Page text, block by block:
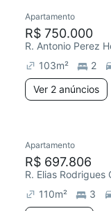
Redecorar
Apartamento
R$ 750.000
R. Antonio Perez
103m² 2
Ver 2 anúncios
Apartamento
R$ 697.806
R. Elias Rodrigues
110m² 3